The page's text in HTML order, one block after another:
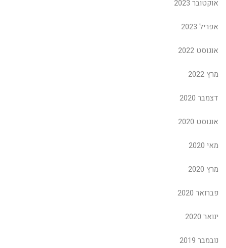
אוקטובר 2023
אפריל 2023
אוגוסט 2022
מרץ 2022
דצמבר 2020
אוגוסט 2020
מאי 2020
מרץ 2020
פברואר 2020
ינואר 2020
נובמבר 2019